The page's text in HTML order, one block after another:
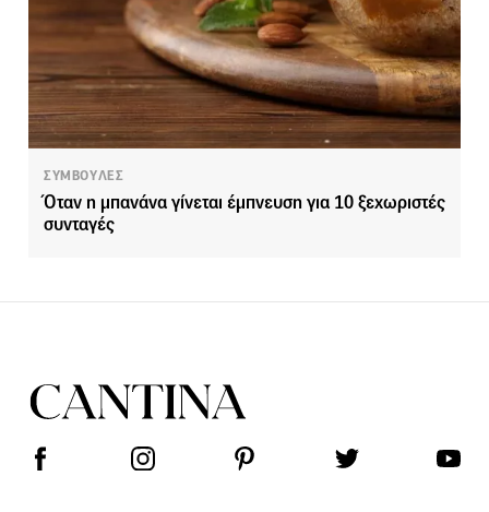
ΣΥΜΒΟΥΛΕΣ
Όταν η μπανάνα γίνεται έμπνευση για 10 ξεχωριστές
συνταγές